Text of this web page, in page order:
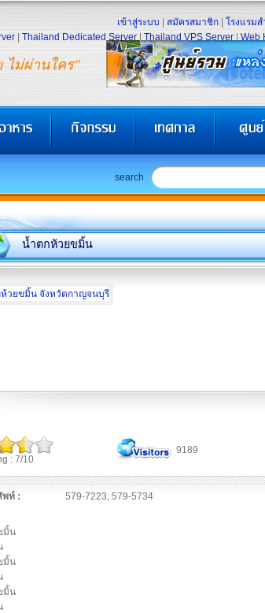
ไม่ผ่านใคร"
เข้าสู่ระบบ สมัครสมาชิก โรงแรมส
Thailand Dedicated Server Thailand VPS Server Web
search
น้ำตกห้วยขมิ้น
: 7/10
9189
พท์ : 579-7223, 579-5734